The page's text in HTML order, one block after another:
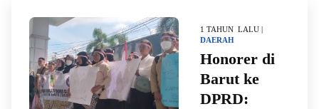
1 TAHUN LALU |
DAERAH
Honorer di
Barut ke
DPRD: